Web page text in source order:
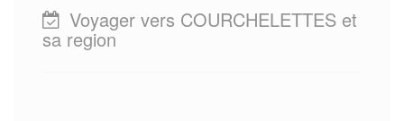
Voyager vers COURCHELETTES et
sa region